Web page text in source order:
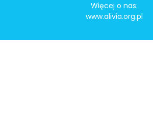
Więcej o nas:
www.alivia.org.pl